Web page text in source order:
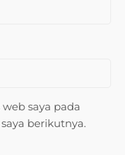
saya pada
berikutnya.